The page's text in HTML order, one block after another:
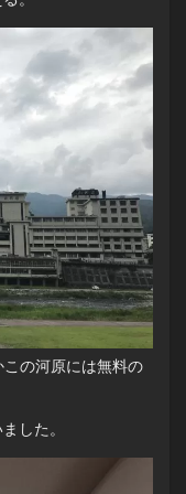
この河原には無料の
した。